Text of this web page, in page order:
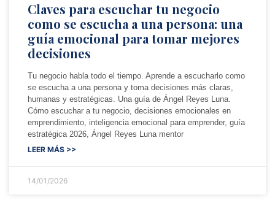
Claves para escuchar tu negocio
como se escucha a una persona: una
guía emocional para tomar mejores
decisiones
Tu negocio habla todo el tiempo. Aprende a escucharlo como
se escucha a una persona y toma decisiones más claras,
humanas y estratégicas. Una guía de Ángel Reyes Luna.
Cómo escuchar a tu negocio, decisiones emocionales en
emprendimiento, inteligencia emocional para emprender, guía
estratégica 2026, Ángel Reyes Luna mentor
LEER MÁS >>
14/01/2026